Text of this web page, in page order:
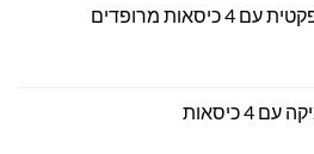
מרופדים
4 כיסאות